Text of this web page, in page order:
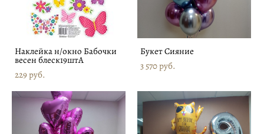
Наклейка н/окно Бабочки
весен блеск19штA
229 pуб.
Букет Сияние
3 570 pуб.